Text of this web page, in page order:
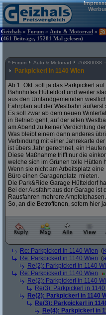
Geizhals » Forum » Auto & Motorrad »
(461 Beiträge, 15281 Mal gelesen)
^ Forum Auto & Motorrad #6880038
Parkpickerl in 1140 Wien
Ab 1. Okt. soll ja das Parkpickerl
Bahnhofes Hütteldorf und weiter
aus den Umlandgemeinden
Fahrplan auf der Westbahn
Es soll zwar ab dem neuen
in Betrieb geht, auf der alten
am Abend zu keiner Verdichtung
Was bleibt einem dann anderes
Verbindung mit einer Jahrekarte
ist übers Jahr gerechnet, ein
Diese Maßnahme trifft nur die
welche sich im Grünen tolle Hütten
Wenn sie nicht am Arbeitsplatz
Büro einen Garagenplatz mieten.
Die Park&Ride Garage Hütteldorf
Bei der Ausfahrt aus der Garage
Rausfahren mehrere Ampfelphasen.
So, an die Betroffenen, sofern hier
Re: Parkpickerl in 1140 Wien (
Re: Parkpickerl in 1140 Wien (
Re(2): Parkpickerl in 1140
Re: Parkpickerl in 1140 Wien
Re(2): Parkpickerl in 1140
Re(3): Parkpickerl in 1140
Re(2): Parkpickerl in 1140
Re(3): Parkpickerl in
Re(4): Parkpickerl in